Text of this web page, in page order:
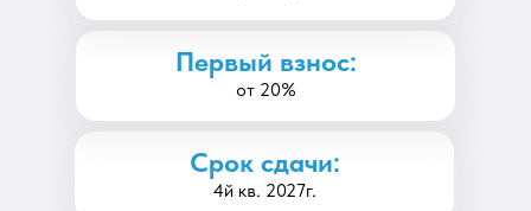
Срок сдачи:
4й кв. 2027г.
Первый взнос:
от 20%